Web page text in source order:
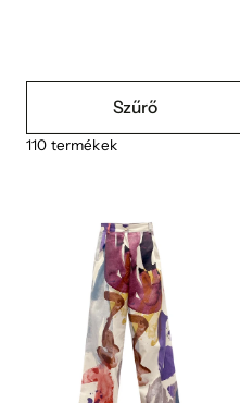
Szűrő
110 termékek